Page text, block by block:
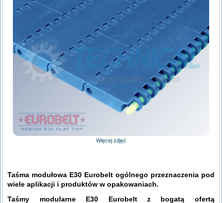
Więcej zdjęć
Taśma modułowa E30 Eurobelt ogólnego przeznaczenia pod
wiele aplikacji i produktów w opakowaniach.
Taśmy modularne E30 Eurobelt z bogatą ofertą